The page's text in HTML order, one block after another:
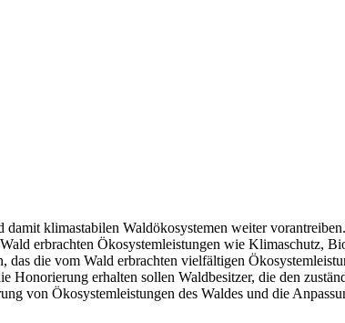
klimastabilen Waldökosystemen weiter
erbrachten Ökosystemleistungen wie Klimaschutz,
die vom Wald erbrachten vielfältigen
erhalten sollen Waldbesitzer, die den
von Ökosystemleistungen des Waldes und die